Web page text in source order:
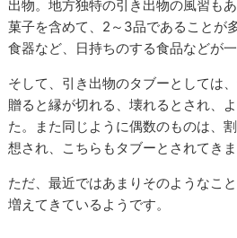
出物。地方独特の引き出物の風習も
菓子を含めて、2～3品であることが
食器など、日持ちのする食品などが一
そして、引き出物のタブーとしては
贈ると縁が切れる、壊れるとされ、
た。また同じように偶数のものは、
想され、こちらもタブーとされてきま
ただ、最近ではあまりそのようなこ
増えてきているようです。